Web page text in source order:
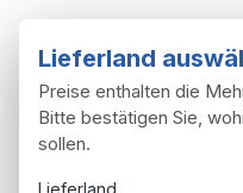
Lieferland
Preise enthalten die
Bitte bestätigen Sie,
sollen.
Lieferland